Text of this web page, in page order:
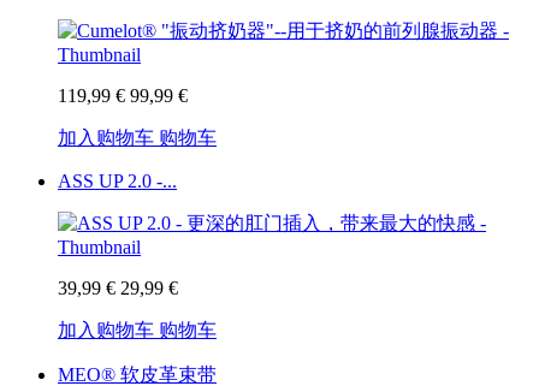
119,99 € 99,99 €
加入购物车 购物车
ASS UP 2.0 -...
39,99 € 29,99 €
加入购物车 购物车
MEO® 软皮革束带